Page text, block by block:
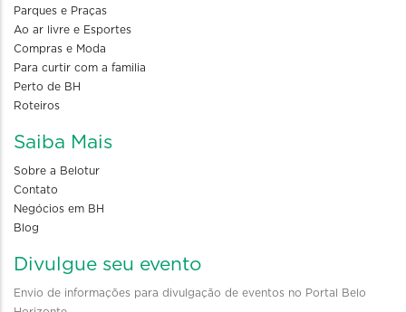
Parques e Praças
Ao ar livre e Esportes
Compras e Moda
Para curtir com a familia
Perto de BH
Roteiros
Saiba Mais
Sobre a Belotur
Contato
Negócios em BH
Blog
Divulgue seu evento
Envio de informações para divulgação de eventos no Portal Belo